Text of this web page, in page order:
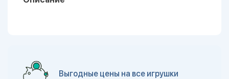
Выгодные цены на все игрушки